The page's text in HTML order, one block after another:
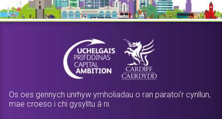
Os oes gennych unrhyw ymholiadau o ran paratoi’r cynllun,
mae croeso i chi gysylltu â ni.